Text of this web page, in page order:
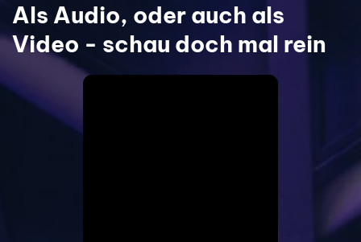
Als Audio, oder auch als
Video - schau doch mal rein